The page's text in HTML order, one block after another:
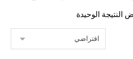
النتيجة الوحيدة